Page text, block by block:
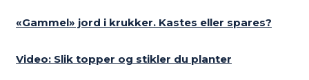
«Gammel» jord i krukker. Kastes eller spares?
Video: Slik topper og stikler du planter